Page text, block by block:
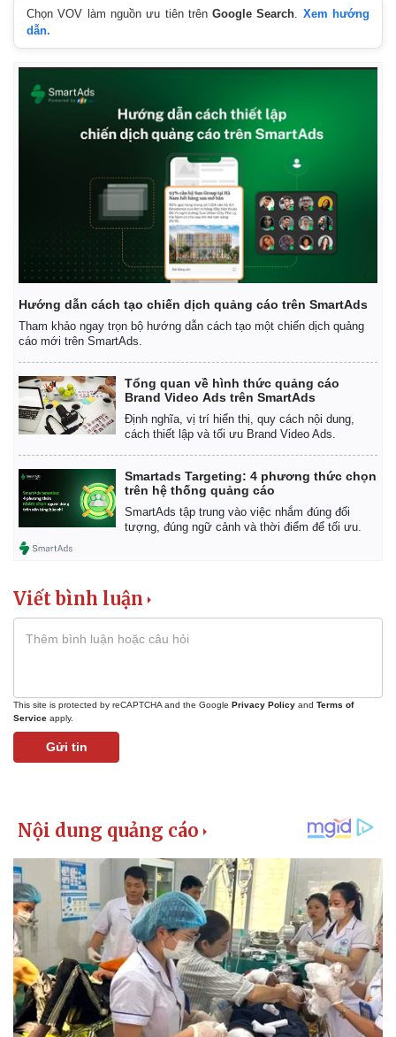
Bóng đá
Lịch thi đấu bóng đá
Thế giới thể thao
eSports
Hậu trường
Xe máy
Tư vấn
Chọn VOV làm nguồn ưu tiên trênGoogle Search
Xem hướng
dẫn.
Hướng dẫn cách tạo chiến dịch quảng cáo trên SmartAds
Tham khảo ngay trọn bộ hướng dẫn cách tạo một chiến dịch quảng
cáo mới trên SmartAds.
Tổng quan về hình thức quảng cáo
Brand Video Ads trên SmartAds
Định nghĩa, vị trí hiển thị, quy cách nội dung,
cách thiết lập và tối ưu Brand Video Ads.
Smartads Targeting: 4 phương thức chọn
trên hệ thống quảng cáo
SmartAds tập trung vào việc nhắm đúng đối
tượng, đúng ngữ cảnh và thời điểm để tối ưu.
Viết bình luận
This site is protected by reCAPTCHA and the Google Privacy Policy and Terms of
Service apply.
Gửi tin